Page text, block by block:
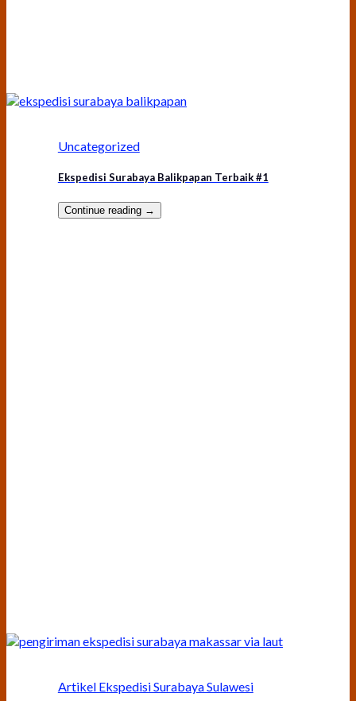
Uncategorized
Ekspedisi Surabaya Balikpapan Terbaik #1
Continue reading →
Artikel Ekspedisi Surabaya Sulawesi